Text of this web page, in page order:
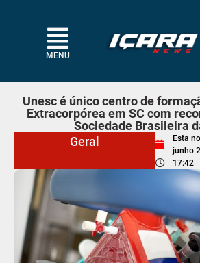
MENU
Unesc é único centro de
Extracorpórea em SC com
Sociedade Brasileira
Geral
Esta
junho
17:42